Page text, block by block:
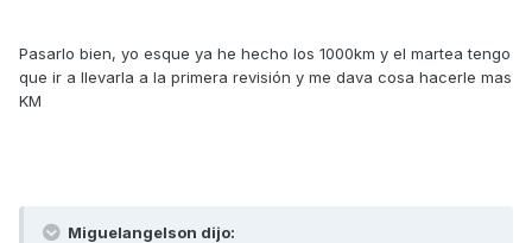
Pasarlo bien, yo esque ya he hecho los 1000km y el martea tengo
que ir a llevarla a la primera revisión y me dava cosa hacerle mas
KM
Miguelangelson dijo: